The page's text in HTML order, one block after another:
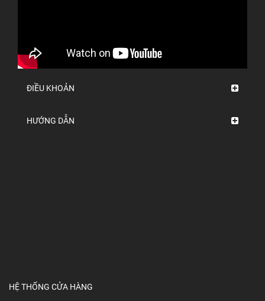
ĐIỀU KHOẢN
HƯỚNG DẪN
HỆ THỐNG CỬA HÀNG